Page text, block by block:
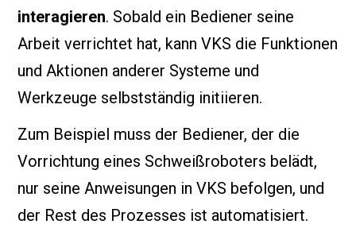
interagieren. Sobald ein Bediener seine
Arbeit verrichtet hat, kann VKS die Funktionen
und Aktionen anderer Systeme und
Werkzeuge selbstständig initiieren.
Zum Beispiel muss der Bediener, der die
Vorrichtung eines Schweißroboters belädt,
nur seine Anweisungen in VKS befolgen, und
der Rest des Prozesses ist automatisiert.